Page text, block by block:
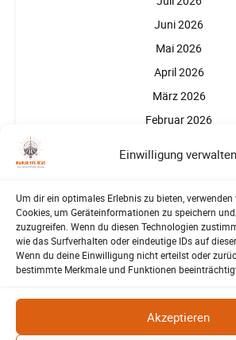
Einwilligung verwalten
Um dir ein optimales Erlebnis zu bieten,
Cookies, um Geräteinformationen zu speichern
zuzugreifen. Wenn du diesen Technologien
wie das Surfverhalten oder eindeutige IDs auf
Wenn du deine Einwilligung nicht erteilst oder
bestimmte Merkmale und Funktionen
Akzeptieren
Juni 2026
Mai 2026
April 2026
März 2026
Februar 2026
Partner, Förderer, Unterstützer